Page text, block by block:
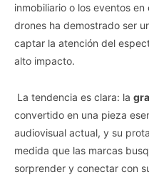
inmobiliario o los eventos
drones ha demostrado ser
captar la atención del
alto impacto.
La tendencia es clara: la
convertido en una pieza
audiovisual actual, y su
medida que las marcas
sorprender y conectar con